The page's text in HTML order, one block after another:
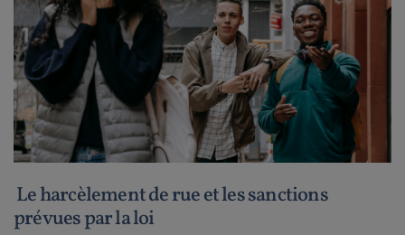
Le harcèlement de rue et les sanctions
prévues par la loi